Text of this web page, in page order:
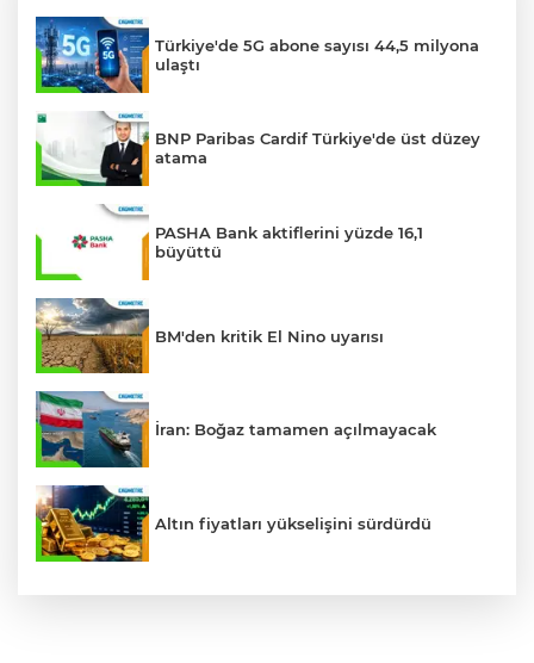
Türkiye'de 5G abone sayısı 44,5 milyona
ulaştı
BNP Paribas Cardif Türkiye'de üst düzey
atama
PASHA Bank aktiflerini yüzde 16,1
büyüttü
BM'den kritik El Nino uyarısı
İran: Boğaz tamamen açılmayacak
Altın fiyatları yükselişini sürdürdü